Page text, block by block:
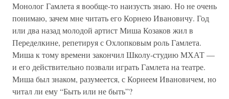
Монолог Гамлета я вообще-то наизусть знаю. Но не очень
понимаю, зачем мне читать его Корнею Ивановичу. Год
или два назад молодой артист Миша Козаков жил в
Переделкине, репетируя с Охлопковым роль Гамлета.
Миша к тому времени закончил Школу-студию МХАТ —
и его действительно позвали играть Гамлета на театре.
Миша был знаком, разумеется, с Корнеем Ивановичем, но
читал ли ему “Быть или не быть”?